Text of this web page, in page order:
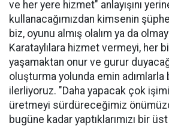
ve her yere hizmet" anlayışını
kullanacağımızdan kimsenin
biz, oyunu almış olalım ya da
Karataylılara hizmet vermeyi, her
yaşamaktan onur ve gurur
oluşturma yolunda emin
ilerliyoruz. "Daha yapacak çok
üretmeyi sürdüreceğimiz
bugüne kadar yaptıklarımızı bir